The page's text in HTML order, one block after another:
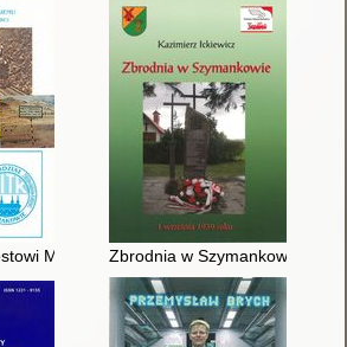
Malinowskiemu w setną rocznicę
Zbrodnia w Szymankowie 1